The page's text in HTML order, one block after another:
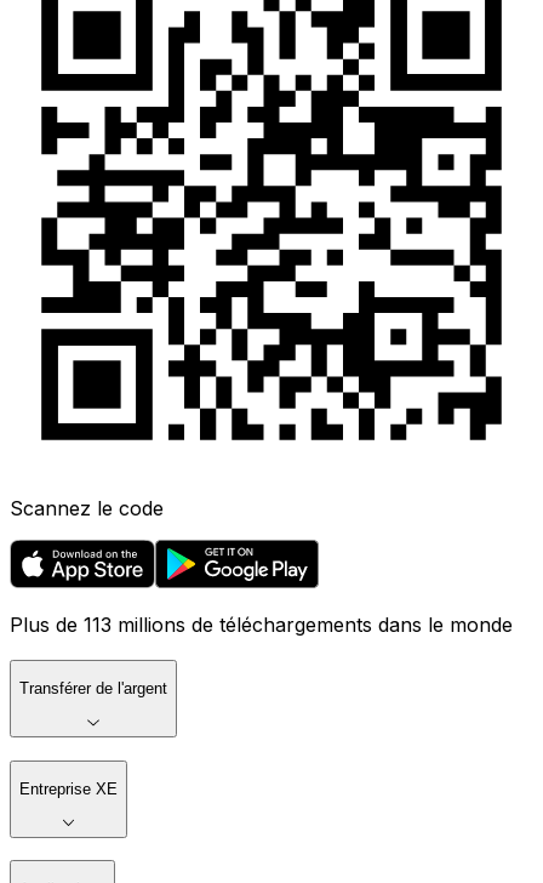
Scannez le code
Plus de 113 millions de téléchargements dans le monde
Transférer de l'argent
Entreprise XE